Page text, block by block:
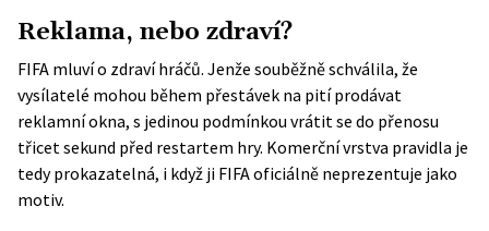
Reklama, nebo zdraví?
FIFA mluví o zdraví hráčů. Jenže souběžně schválila, že
vysílatelé mohou během přestávek na pití prodávat
reklamní okna, s jedinou podmínkou vrátit se do přenosu
třicet sekund před restartem hry. Komerční vrstva pravidla je
tedy prokazatelná, i když ji FIFA oficiálně neprezentuje jako
motiv.